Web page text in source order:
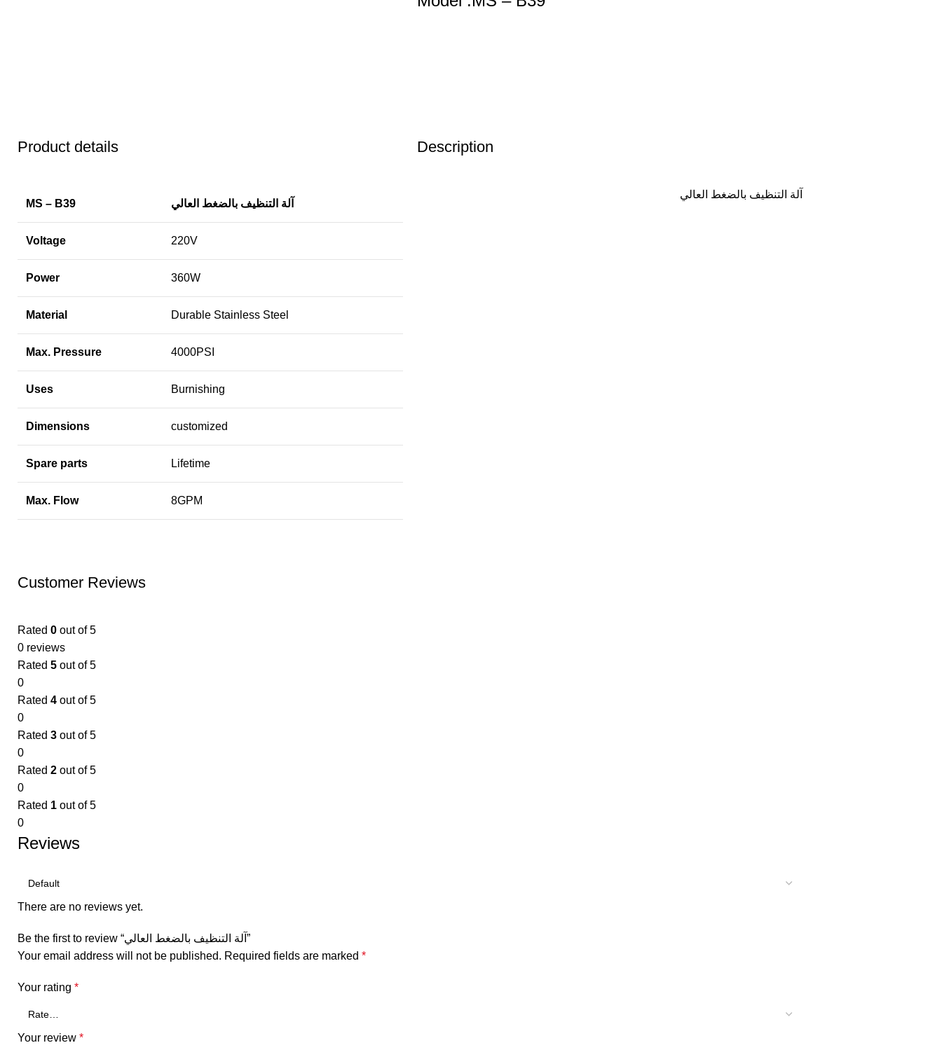
Product details
MS – B39 آلة التنظيف بالضغط العالي
Voltage 220V
Power 360W
Material Durable Stainless Steel
Max. Pressure 4000PSI
Uses Burnishing
Dimensions customized
Spare parts Lifetime
Max. Flow 8GPM
Description
آلة التنظيف بالضغط العالي
Customer Reviews
Rated 0 out of 5
0 reviews
Rated 5 out of 5
0
Rated 4 out of 5
0
Rated 3 out of 5
0
Rated 2 out of 5
0
Rated 1 out of 5
0
Reviews
There are no reviews yet.
Be the first to review “آلة التنظيف بالضغط العالي”
Your email address will not be published. Required fields are marked *
Your rating *
Your review *